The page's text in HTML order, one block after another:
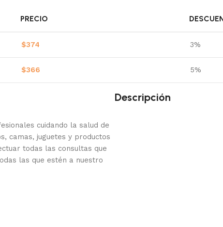
PRECIO
$374 3%
$366 5%
cuidando la salud de
camas, juguetes y productos
todas las consultas que
las que estén a nuestro
Descripción